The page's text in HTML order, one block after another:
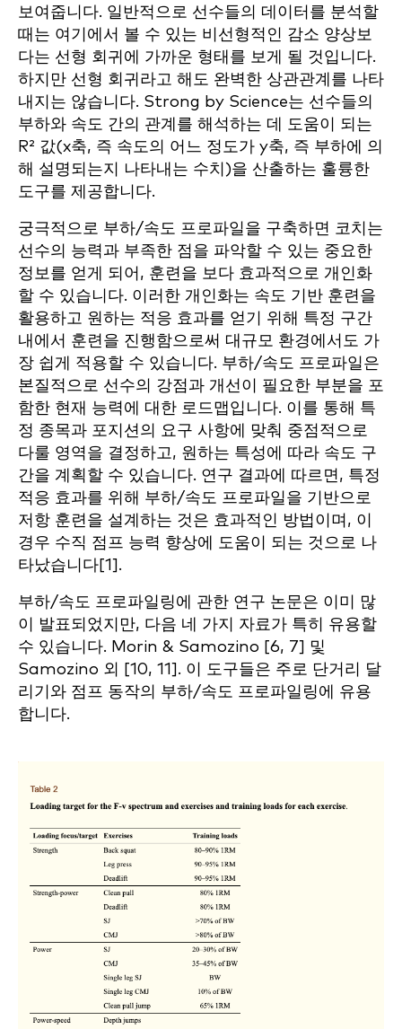
보여줍니다. 일반적으로 선수들의 데이터를 분석할
때는 여기에서 볼 수 있는 비선형적인 감소 양상보
다는 선형 회귀에 가까운 형태를 보게 될 것입니다.
하지만 선형 회귀라고 해도 완벽한 상관관계를 나타
내지는 않습니다. Strong by Science는 선수들의
부하와 속도 간의 관계를 해석하는 데 도움이 되는
R² 값(x축, 즉 속도의 어느 정도가 y축, 즉 부하에 의
해 설명되는지 나타내는 수치)을 산출하는 훌륭한
도구를 제공합니다.
궁극적으로 부하/속도 프로파일을 구축하면 코치는
선수의 능력과 부족한 점을 파악할 수 있는 중요한
정보를 얻게 되어, 훈련을 보다 효과적으로 개인화
할 수 있습니다. 이러한 개인화는 속도 기반 훈련을
활용하고 원하는 적응 효과를 얻기 위해 특정 구간
내에서 훈련을 진행함으로써 대규모 환경에서도 가
장 쉽게 적용할 수 있습니다. 부하/속도 프로파일은
본질적으로 선수의 강점과 개선이 필요한 부분을 포
함한 현재 능력에 대한 로드맵입니다. 이를 통해 특
정 종목과 포지션의 요구 사항에 맞춰 중점적으로
다룰 영역을 결정하고, 원하는 특성에 따라 속도 구
간을 계획할 수 있습니다. 연구 결과에 따르면, 특정
적응 효과를 위해 부하/속도 프로파일을 기반으로
저항 훈련을 설계하는 것은 효과적인 방법이며, 이
경우 수직 점프 능력 향상에 도움이 되는 것으로 나
타났습니다[1].
부하/속도 프로파일링에 관한 연구 논문은 이미 많
이 발표되었지만, 다음 네 가지 자료가 특히 유용할
수 있습니다. Morin & Samozino [6, 7] 및
Samozino 외 [10, 11]. 이 도구들은 주로 단거리 달
리기와 점프 동작의 부하/속도 프로파일링에 유용
합니다.